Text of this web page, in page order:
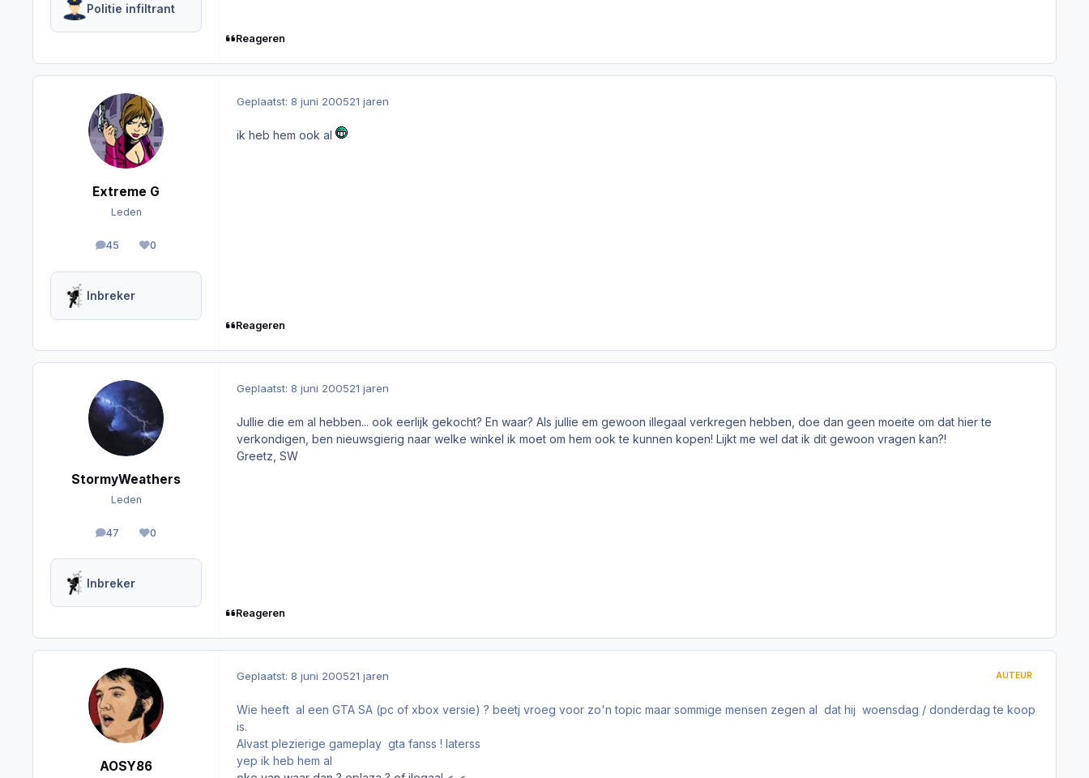
Politie infiltrant
Reageren
Extreme G
Leden
45
berichten0
Reputation
Inbreker
Geplaatst: 8 juni 200521 jaren
ik heb hem ook al
Reageren
StormyWeathers
Leden
47
berichten0
Reputation
Inbreker
Geplaatst: 8 juni 200521 jaren
Jullie die em al hebben... ook eerlijk gekocht? En waar? Als jullie em gewoon illegaal verkregen hebben, doe dan geen moeite om dat hier te
verkondigen, ben nieuwsgierig naar welke winkel ik moet om hem ook te kunnen kopen! Lijkt me wel dat ik dit gewoon vragen kan?!
Greetz, SW
Reageren
AOSY86
Geplaatst: 8 juni 200521 jaren AUTEUR
Wie heeft al een GTA SA (pc of xbox versie) ? beetj vroeg voor zo'n topic maar sommige mensen zegen al dat hij woensdag / donderdag te koop
is.
Alvast plezierige gameplay gta fanss ! laterss
yep ik heb hem al